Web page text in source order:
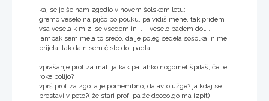
kaj se je še nam zgodlo v novem šolskem letu:
gremo veselo na pijčo po pouku, pa vidiš mene, tak pridem
vsa vesela k mizi se vsedem in. . . veselo padem dol. .
.ampak sem mela to srečo, da je poleg sedela sošolka in me
prijela, tak da nisem čisto dol padla. . .
vprašanje prof za mat: ja kak pa lahko nogomet špilaš, če te
roke bolijo?
vprš prof za zgo: a je pomembno, da avto užge? ja kdaj se
prestavi v peto?( že stari prof, pa že doooolgo ma izpit)